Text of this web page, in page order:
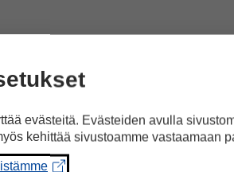
Pertti Rajala
Janina Ojanperä ja Pinja Tuori
/ Kehitysvammaliitto
evästeitä. Evästeiden avulla
kehittää sivustoamme vastaamaan